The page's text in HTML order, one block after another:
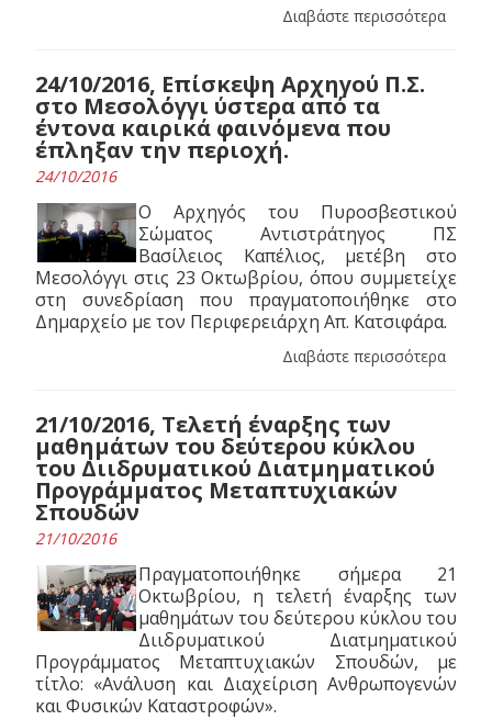
Διαβάστε περισσότερα
24/10/2016, Επίσκεψη Αρχηγού Π.Σ.
στο Μεσολόγγι ύστερα από τα
έντονα καιρικά φαινόμενα που
έπληξαν την περιοχή.
24/10/2016
Ο Αρχηγός του Πυροσβεστικού
Σώματος Αντιστράτηγος ΠΣ
Βασίλειος Καπέλιος, μετέβη στο
Μεσολόγγι στις 23 Οκτωβρίου, όπου συμμετείχε
στη συνεδρίαση που πραγματοποιήθηκε στο
Δημαρχείο με τον Περιφερειάρχη Απ. Κατσιφάρα.
Διαβάστε περισσότερα
21/10/2016, Tελετή έναρξης των
μαθημάτων του δεύτερου κύκλου
του Διιδρυματικού Διατμηματικού
Προγράμματος Μεταπτυχιακών
Σπουδών
21/10/2016
Πραγματοποιήθηκε σήμερα 21
Οκτωβρίου, η τελετή έναρξης των
μαθημάτων του δεύτερου κύκλου του
Διιδρυματικού Διατμηματικού
Προγράμματος Μεταπτυχιακών Σπουδών, με
τίτλο: «Ανάλυση και Διαχείριση Ανθρωπογενών
και Φυσικών Καταστροφών».